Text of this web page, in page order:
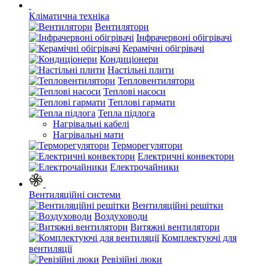
Кліматична техніка
Вентилятори
Інфрачервоні обігрівачі
Керамічні обігрівачі
Кондиціонери
Настільні плити
Тепловентилятори
Теплові насоси
Теплові гармати
Тепла підлога
Нагрівальні кабелі
Нагрівальні мати
Терморегулятори
Електричні конвектори
Електрочайники
Вентиляційні системи
Вентиляційні решітки
Воздуховоди
Витяжні вентилятори
Комплектуючі для
вентиляції
Ревізійні люки